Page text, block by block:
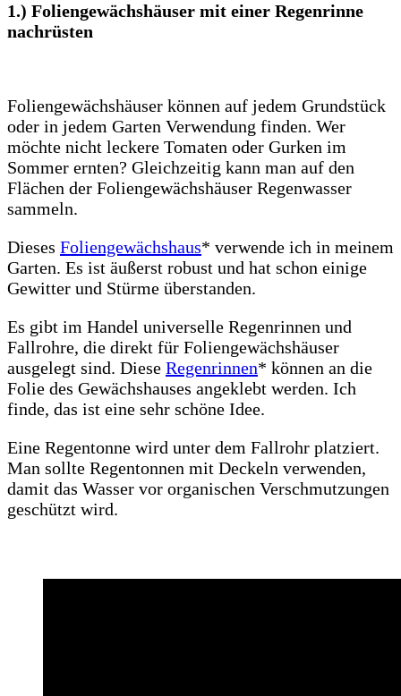
1.) Foliengewächshäuser mit einer Regenrinne
nachrüsten
Foliengewächshäuser können auf jedem Grundstück
oder in jedem Garten Verwendung finden. Wer
möchte nicht leckere Tomaten oder Gurken im
Sommer ernten? Gleichzeitig kann man auf den
Flächen der Foliengewächshäuser Regenwasser
sammeln.
Dieses Foliengewächshaus* verwende ich in meinem
Garten. Es ist äußerst robust und hat schon einige
Gewitter und Stürme überstanden.
Es gibt im Handel universelle Regenrinnen und
Fallrohre, die direkt für Foliengewächshäuser
ausgelegt sind. Diese Regenrinnen* können an die
Folie des Gewächshauses angeklebt werden. Ich
finde, das ist eine sehr schöne Idee.
Eine Regentonne wird unter dem Fallrohr platziert.
Man sollte Regentonnen mit Deckeln verwenden,
damit das Wasser vor organischen Verschmutzungen
geschützt wird.